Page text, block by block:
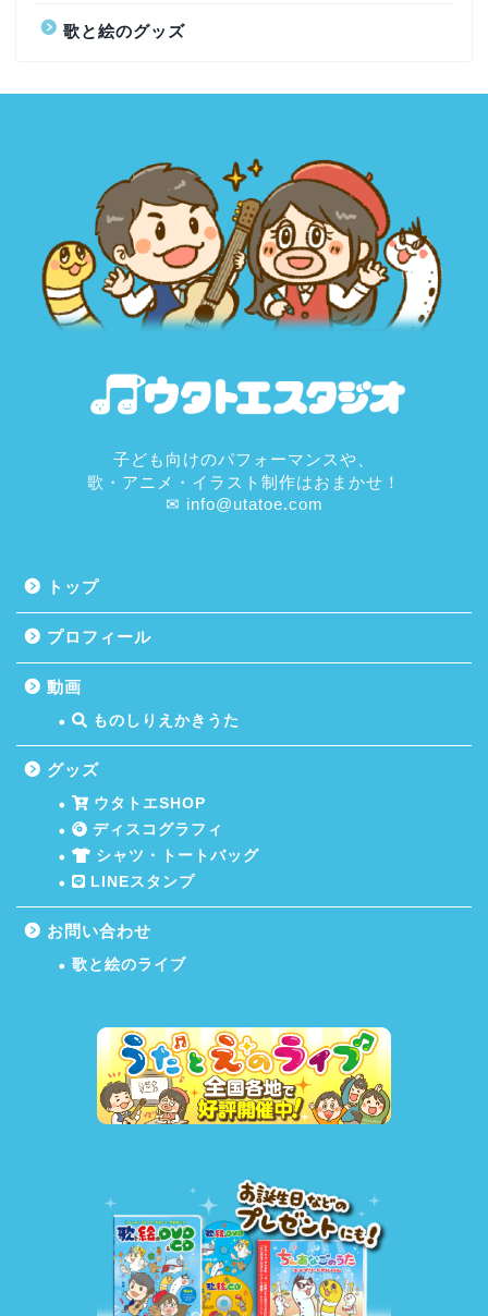
歌と絵のグッズ
子ども向けのパフォーマンスや、
歌・アニメ・イラスト制作はおまかせ！
✉ info@utatoe.com
トップ
プロフィール
動画
ものしりえかきうた
グッズ
ウタトエSHOP
ディスコグラフィ
シャツ・トートバッグ
LINEスタンプ
お問い合わせ
歌と絵のライブ